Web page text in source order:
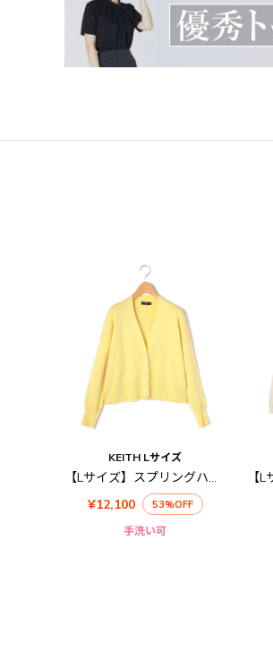
KEITH Lサイズ
【Lサイズ】スプリングハイゲージニットカーディガン
¥12,100
53%OFF
手洗い可